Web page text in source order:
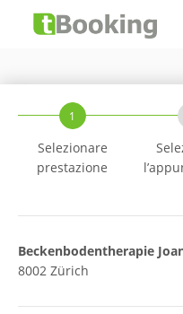
1
Selezionare
prestazione
Beckenbodentherapie
8002 Zürich